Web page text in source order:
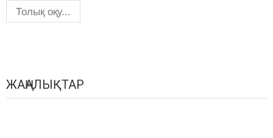
Толық оқу...
ЖАҢАЛЫҚТАР